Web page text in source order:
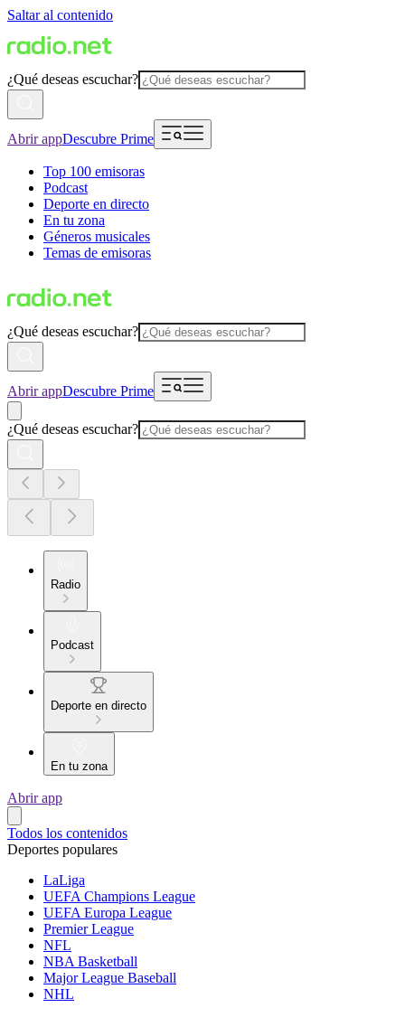
Saltar al contenido
¿Qué deseas escuchar?
Abrir appDescubre Prime
Top 100 emisoras
Podcast
Deporte en directo
En tu zona
Géneros musicales
Temas de emisoras
¿Qué deseas escuchar?
Abrir appDescubre Prime
¿Qué deseas escuchar?
Radio
Podcast
Deporte en directo
En tu zona
Abrir app
Todos los contenidos
Deportes populares
LaLiga
UEFA Champions League
UEFA Europa League
Premier League
NFL
NBA Basketball
Major League Baseball
NHL